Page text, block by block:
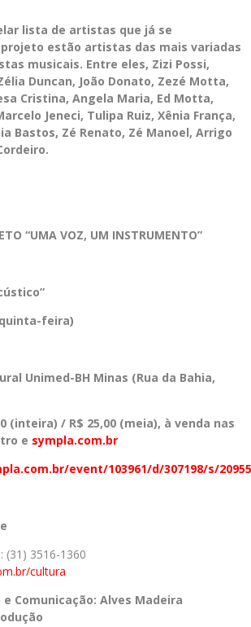
lista de artistas que já se
estão artistas das mais variadas
musicais. Entre eles, Zizi Possi,
Duncan, João Donato, Zezé Motta,
Cristina, Angela Maria, Ed Motta,
Jeneci, Tulipa Ruiz, Xênia França,
Bastos, Zé Renato, Zé Manoel, Arrigo
“UMA VOZ, UM INSTRUMENTO”
feira)
Unimed-BH Minas (Rua da Bahia,
(inteira) / R$ 25,00 (meia), à venda nas
e sympla.com.br
event/103961/d/307198/s/
(31) 3516-1360
cultura
e Comunicação: Alves Madeira